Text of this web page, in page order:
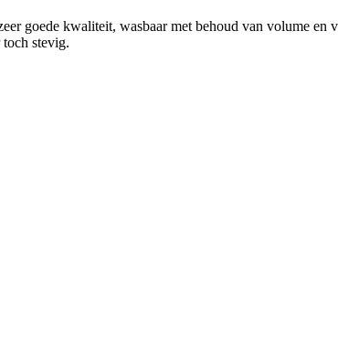
goede kwaliteit, wasbaar met behoud van volume en
stevig.